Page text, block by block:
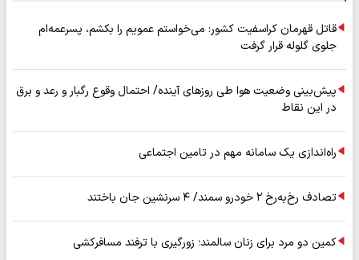
قاتل قهرمان کراسفیت کشور: می‌خواستم عمویم را بکشم، پسرعمه‌ام
جلوی گلوله قرار گرفت
پیش‌بینی وضعیت هوا طی روزهای آینده/ احتمال وقوع رگبار و رعد و برق
در این نقاط
راه‌اندازی یک سامانه مهم در تامین اجتماعی
تصادف رخ‌به‌رخ ۲ خودرو سمند/ ۴ سرنشین جان باختند
کمین دو مرد برای زنان سالمند؛ زورگیری با ترفند مسافرکشی